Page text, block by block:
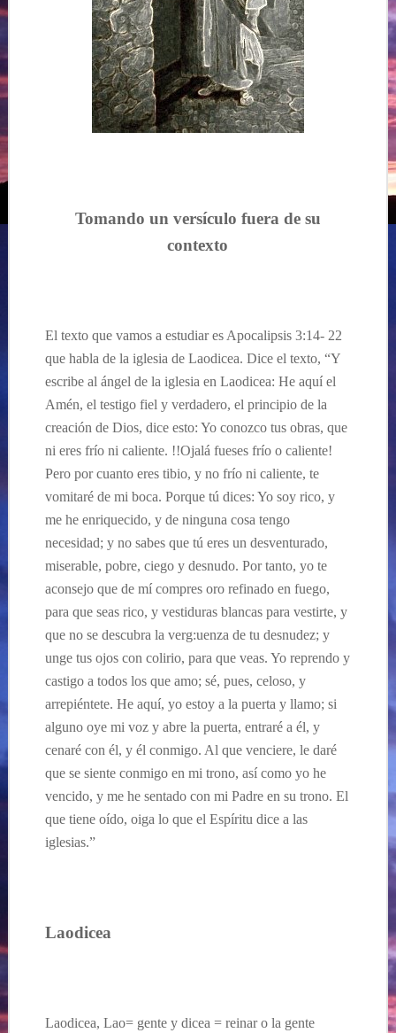
Tomando un versículo fuera de su
contexto
El texto que vamos a estudiar esApocalipsis 3:14- 22
que habla de la iglesia de Laodicea. Dice el texto, “Y
escribe al ángel de la iglesia en Laodicea: He aquí el
Amén, el testigo fiel y verdadero, el principio de la
creación de Dios, dice esto: Yo conozco tus obras, que
ni eres frío ni caliente. !!Ojalá fueses frío o caliente!
Pero por cuanto eres tibio, y no frío ni caliente, te
vomitaré de mi boca. Porque tú dices: Yo soy rico, y
me he enriquecido, y de ninguna cosa tengo
necesidad; y no sabes que tú eres un desventurado,
miserable, pobre, ciego y desnudo. Por tanto, yo te
aconsejo que de mí compres oro refinado en fuego,
para que seas rico, y vestiduras blancas para vestirte, y
que no se descubra la verg:uenza de tu desnudez; y
unge tus ojos con colirio, para que veas. Yo reprendo y
castigo a todos los que amo; sé, pues, celoso, y
arrepiéntete. He aquí, yo estoy a la puerta y llamo; si
alguno oye mi voz y abre la puerta, entraré a él, y
cenaré con él, y él conmigo. Al que venciere, le daré
que se siente conmigo en mi trono, así como yo he
vencido, y me he sentado con mi Padre en su trono. El
que tiene oído, oiga lo que el Espíritu dice a las
iglesias.”
Laodicea
Laodicea, Lao= gente y dicea = reinar o la gente